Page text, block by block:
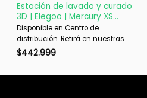
Estación de lavado y curado
3D | Elegoo | Mercury XS
Bundle | Resina UV
Disponible en Centro de
distribución. Retirá en nuestras
sucursales en 48 hs hábiles. Si es
$442.999